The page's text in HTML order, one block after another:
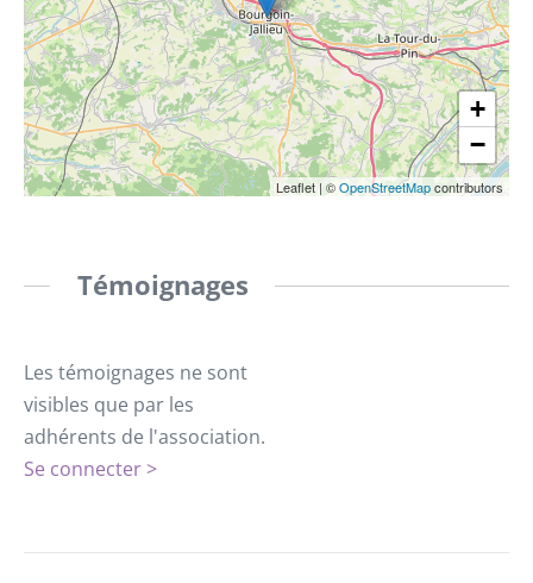
+
−
Leaflet | ©OpenStreetMapcontributors
Témoignages
Les témoignages ne sont
visibles que par les
adhérents de l'association.
Se connecter >